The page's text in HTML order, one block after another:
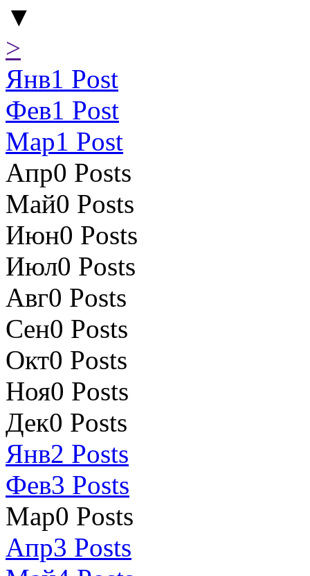
▼
>
Янв1 Post
Фев1 Post
Мар1 Post
Апр0 Posts
Май0 Posts
Июн0 Posts
Июл0 Posts
Авг0 Posts
Сен0 Posts
Окт0 Posts
Ноя0 Posts
Дек0 Posts
Янв2 Posts
Фев3 Posts
Мар0 Posts
Апр3 Posts